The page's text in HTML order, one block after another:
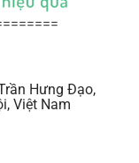
Hưng Đạo,
Việt Nam